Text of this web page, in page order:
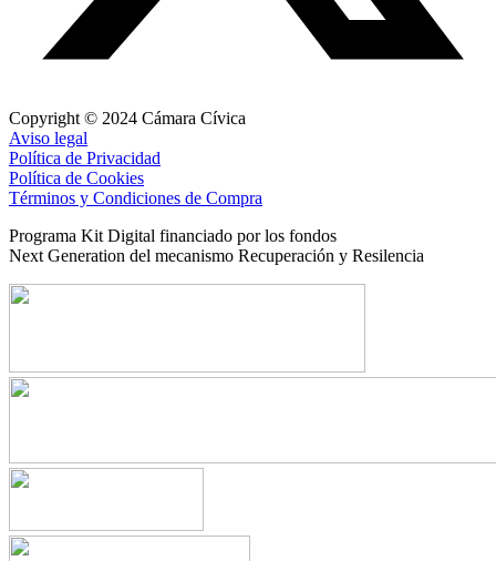
Copyright © 2024 Cámara Cívica
Aviso legal
Política de Privacidad
Política de Cookies
Términos y Condiciones de Compra
Programa Kit Digital financiado por los fondos
Next Generation del mecanismo Recuperación y Resilencia